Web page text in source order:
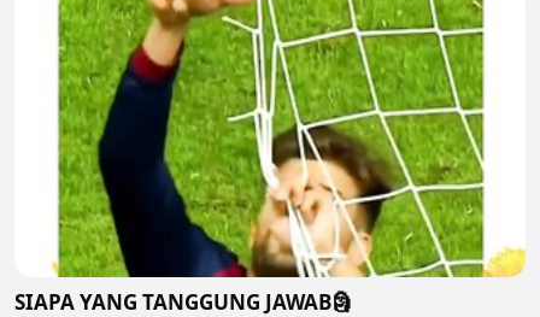
SIAPA YANG TANGGUNG JAWAB🗿